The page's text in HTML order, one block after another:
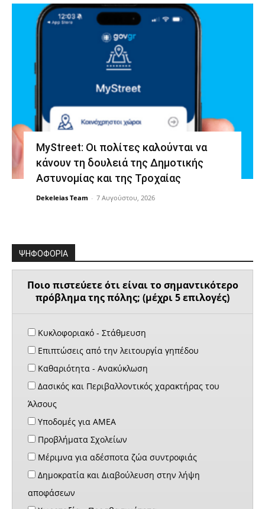
MyStreet: Οι πολίτες καλούνται να
κάνουν τη δουλειά της Δημοτικής
Αστυνομίας και της Τροχαίας
Dekeleias Team - 7 Αυγούστου, 2026
ΨΗΦΟΦΟΡΙΑ
Ποιο πιστεύετε ότι είναι το σημαντικότερο
πρόβλημα της πόλης; (μέχρι 5 επιλογές)
Κυκλοφοριακό - Στάθμευση
Επιπτώσεις από την λειτουργία γηπέδου
Καθαριότητα - Ανακύκλωση
Δασικός και Περιβαλλοντικός χαρακτήρας του
Άλσους
Υποδομές για ΑΜΕΑ
Προβλήματα Σχολείων
Μέριμνα για αδέσποτα ζώα συντροφιάς
Δημοκρατία και Διαβούλευση στην λήψη
αποφάσεων